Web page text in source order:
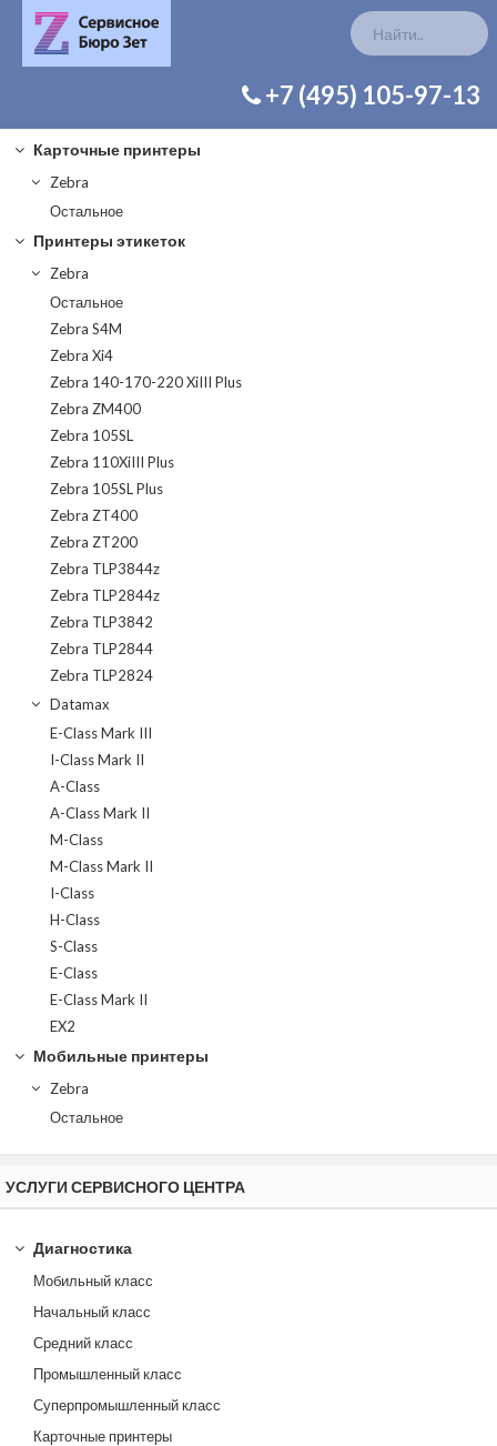
+7 (495) 105-97-13
Карточные принтеры
Zebra
Остальное
Принтеры этикеток
Zebra
Остальное
Zebra S4M
Zebra Xi4
Zebra 140-170-220 XiIII Plus
Zebra ZM400
Zebra 105SL
Zebra 110XiIII Plus
Zebra 105SL Plus
Zebra ZT400
Zebra ZT200
Zebra TLP3844z
Zebra TLP2844z
Zebra TLP3842
Zebra TLP2844
Zebra TLP2824
Datamax
E-Class Mark III
I-Class Mark II
A-Class
A-Class Mark II
M-Class
M-Class Mark II
I-Class
H-Class
S-Class
E-Class
E-Class Mark II
EX2
Мобильные принтеры
Zebra
Остальное
УСЛУГИ СЕРВИСНОГО ЦЕНТРА
Диагностика
Мобильный класс
Начальный класс
Средний класс
Промышленный класс
Суперпромышленный класс
Карточные принтеры